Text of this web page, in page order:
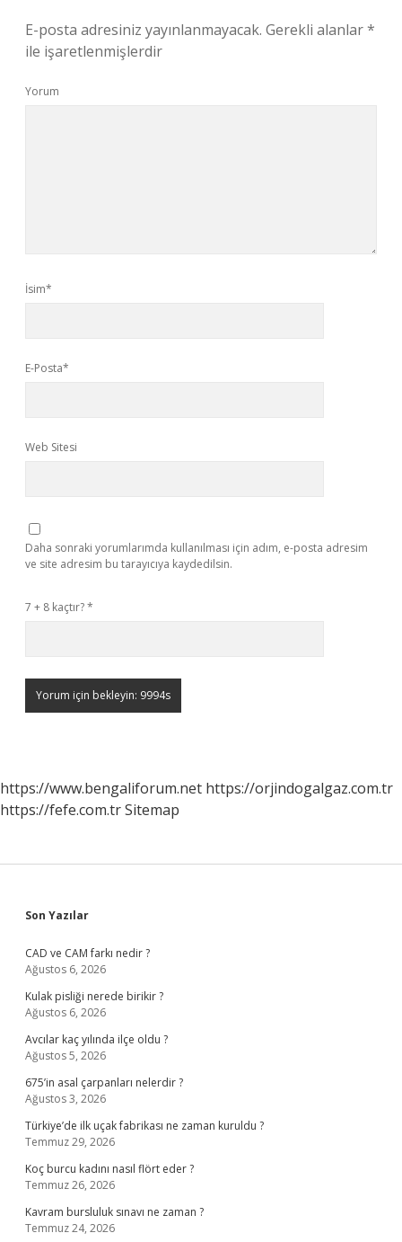
E-posta adresiniz yayınlanmayacak. Gerekli alanlar*
ile işaretlenmişlerdir
Yorum
İsim*
E-Posta*
Web Sitesi
Daha sonraki yorumlarımda kullanılması için adım, e-posta adresim
ve site adresim bu tarayıcıya kaydedilsin.
7 + 8 kaçtır?*
https://www.bengaliforum.net https://orjindogalgaz.com.tr
https://fefe.com.trSitemap
Sidebar
Son Yazılar
CAD ve CAM farkı nedir ?
Ağustos 6, 2026
Kulak pisliği nerede birikir ?
Ağustos 6, 2026
Avcılar kaç yılında ilçe oldu ?
Ağustos 5, 2026
675’in asal çarpanları nelerdir ?
Ağustos 3, 2026
Türkiye’de ilk uçak fabrikası ne zaman kuruldu ?
Temmuz 29, 2026
Koç burcu kadını nasıl flört eder ?
Temmuz 26, 2026
Kavram bursluluk sınavı ne zaman ?
Temmuz 24, 2026